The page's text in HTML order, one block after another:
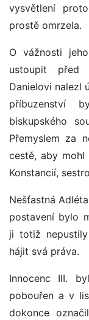
vysvětlení
prostě omrzela.
O vážnosti
ustoupit před
Danielovi nalezl
příbuzenství
biskupského
Přemyslem za
cestě, aby mohl
Konstancií,
Nešťastná
postavení bylo
ji totiž
hájit svá práva.
Innocenc III.
pobouřen a v
dokonce